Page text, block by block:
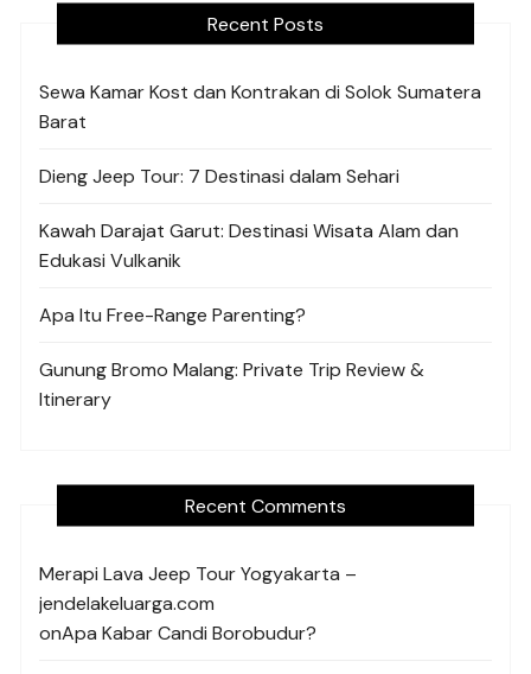
Recent Posts
Sewa Kamar Kost dan Kontrakan di Solok Sumatera
Barat
Dieng Jeep Tour: 7 Destinasi dalam Sehari
Kawah Darajat Garut: Destinasi Wisata Alam dan
Edukasi Vulkanik
Apa Itu Free-Range Parenting?
Gunung Bromo Malang: Private Trip Review &
Itinerary
Recent Comments
Merapi Lava Jeep Tour Yogyakarta –
jendelakeluarga.com
onApa Kabar Candi Borobudur?